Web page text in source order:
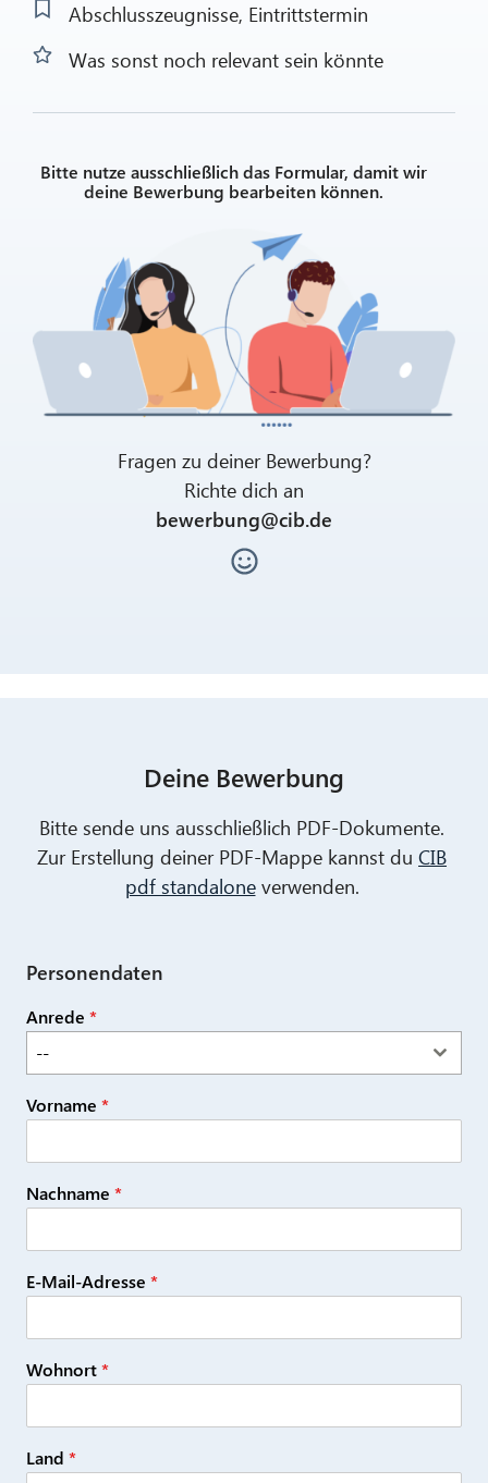
Abschlusszeugnisse, Eintrittstermin
Was sonst noch relevant sein könnte
Bitte nutze ausschließlich das Formular, damit wir
deine Bewerbung bearbeiten können.
Fragen zu deiner Bewerbung?
Richte dich an
bewerbung@cib.de
Deine Bewerbung
Bitte sende uns ausschließlich PDF-Dokumente.
Zur Erstellung deiner PDF-Mappe kannst du CIB
pdf standaloneverwenden.
Personendaten
Anrede *
--
Vorname *
Nachname *
E-Mail-Adresse *
Wohnort*
Land *